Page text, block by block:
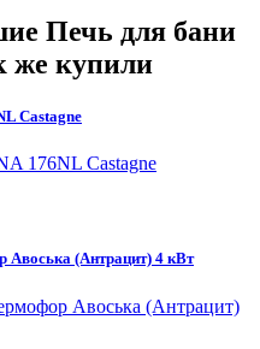
Печь для бани
же купили
Castagne
Авоська (Антрацит) 4 кВт